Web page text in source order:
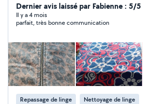
chose n hésiter pas
Dernier avis laissé par Fabienne : 5/5
Il y a 4 mois
parfait, très bonne communication
Repassage de linge Nettoyage de linge